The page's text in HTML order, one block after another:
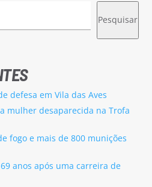
Pesquisar
defesa em Vila das Aves
mulher desaparecida na Trofa
fogo e mais de 800 munições
anos após uma carreira de